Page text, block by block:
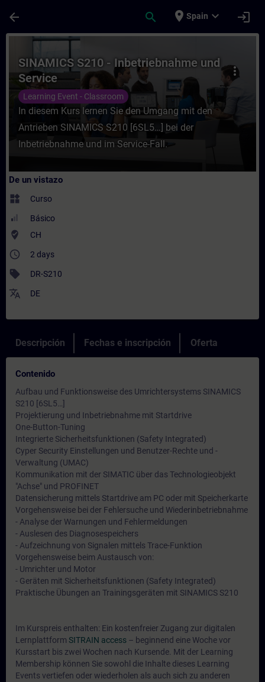
arrow_back search place Spain expand_more login
Curso - SINAMICS S210 -
more_vert
SINAMICS S210 - Inbetriebnahme und
Service
Learning Event - Classroom
In diesem Kurs lernen Sie den Umgang mit den
Antrieben SINAMICS S210 [6SL5…] bei der
Inbetriebnahme und im Service-Fall.
De un vistazo
widgets Curso
Básico
where_to_vote CH
access_time 2 days
sell DR-S210
translate DE
Descripción Fechas e inscripción Oferta
Contenido
Aufbau und Funktionsweise des Umrichtersystems SINAMICS
S210 [6SL5…]
Projektierung und Inbetriebnahme mit Startdrive
One-Button-Tuning
Integrierte Sicherheitsfunktionen (Safety Integrated)
Cyper Security Einstellungen und Benutzer-Rechte und -
Verwaltung (UMAC)
Kommunikation mit der SIMATIC über das Technologieobjekt
"Achse" und PROFINET
Datensicherung mittels Startdrive am PC oder mit Speicherkarte
Vorgehensweise bei der Fehlersuche und Wiederinbetriebnahme
- Analyse der Warnungen und Fehlermeldungen
- Auslesen des Diagnosespeichers
- Aufzeichnung von Signalen mittels Trace-Funktion
Vorgehensweise beim Austausch von:
- Umrichter und Motor
- Geräten mit Sicherheitsfunktionen (Safety Integrated)
Praktische Übungen an Trainingsgeräten mit SINAMICS S210
Im Kurspreis enthalten: Ein kostenfreier Zugang zur digitalen
Lernplattform SITRAIN access – beginnend eine Woche vor
Kursstart bis zwei Wochen nach Kursende. Mit der Learning
Membership können Sie sowohl die Inhalte dieses Learning
Events vertiefen oder wiederholen als auch sich zu anderen